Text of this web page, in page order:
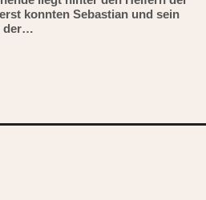
konnten Sebastian und sein
der…